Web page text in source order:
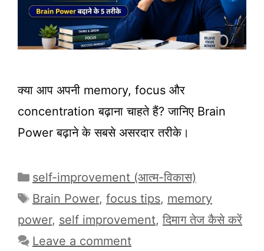
क्या आप अपनी memory, focus और
concentration बढ़ाना चाहते हैं? जानिए Brain
Power बढ़ाने के सबसे असरदार तरीके।
Categories
self-improvement (आत्म-विकास)
Tags
Brain Power, focus tips, memory
power, self improvement,दिमाग तेज कैसे करें
Leave a comment